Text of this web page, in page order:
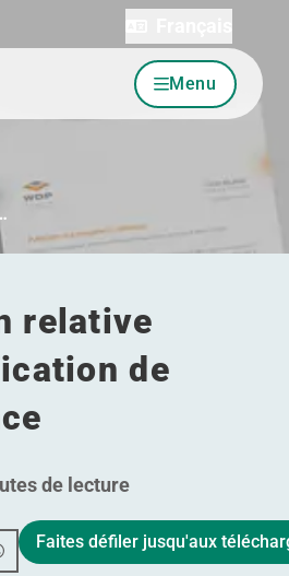
Menu
relative
de
de lecture
une notification de transparence
à une notification de
relative à une notification de
relative à une
Faites défiler jusqu'aux